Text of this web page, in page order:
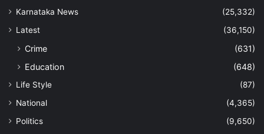
Karnataka News
(25,332)
Latest
(36,150)
Crime
(631)
Education
(648)
Life Style
(87)
National
(4,365)
Politics
(9,650)